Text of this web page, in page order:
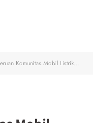
Mobil Listrik Wuling di IIMS 2025, ‘Light of ASEAN’ Jadi Bintang Utama!